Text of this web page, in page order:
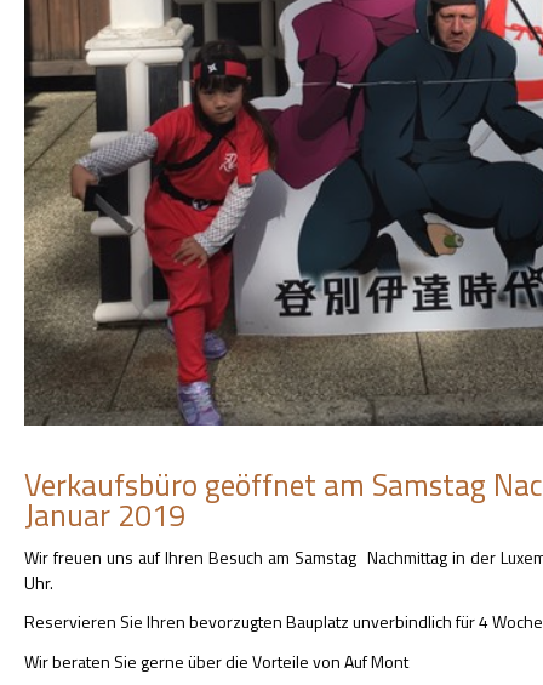
Verkaufsbüro geöffnet am Samstag
Januar 2019
Wir freuen uns auf Ihren Besuch am Samstag Nachmittag in der
Uhr.
Reservieren Sie Ihren bevorzugten Bauplatz unverbindlich für 4
Wir beraten Sie gerne über die Vorteile von Auf Mont